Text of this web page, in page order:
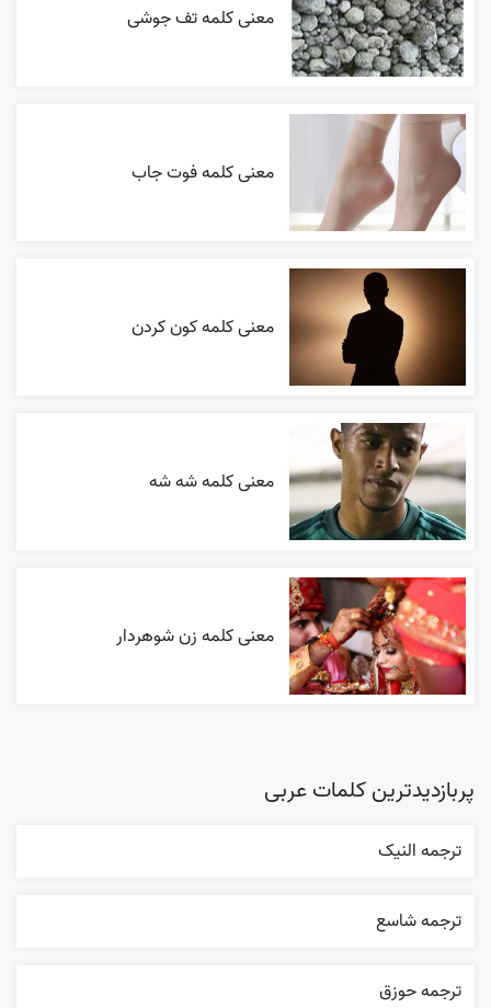
معنی کلمه تف جوشی
معنی کلمه فوت جاب
معنی کلمه کون کردن
معنی کلمه شه شه
معنی کلمه زن شوهردار
پربازدیدترین کلمات عربی
ترجمه النیک
ترجمه شاسع
ترجمه حوزق